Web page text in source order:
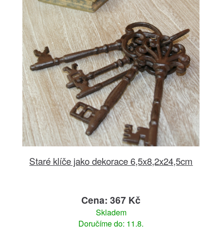
Staré klíče jako dekorace 6,5x8,2x24,5cm
Cena: 367 Kč
Skladem
Doručíme do: 11.8.